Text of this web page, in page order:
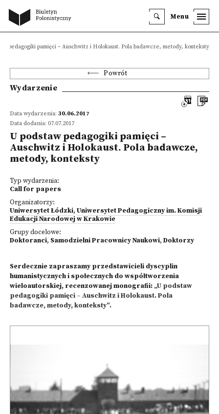
Menu
pedagogiki pamięci – Auschwitz i Holokaust. Pola badawcze, metody, konteksty
Powrót
Wydarzenie
Data wydarzenia: 30.06.2017
Data dodania: 07.07.2017
U podstaw pedagogiki pamięci –
Auschwitz i Holokaust. Pola badawcze,
metody, konteksty
Typ wydarzenia:
Call for papers
Organizatorzy:
Uniwersytet Łódzki, Uniwersytet Pedagogiczny im. Komisji
Edukacji Narodowej w Krakowie
Grupy docelowe:
Doktoranci, Samodzielni Pracownicy Naukowi, Doktorzy
Serdecznie zapraszamy przedstawicieli dyscyplin
humanistycznych i społecznych do współtworzenia
wieloautorskiej, recenzowanej monografii: „U podstaw
pedagogiki pamięci – Auschwitz i Holokaust. Pola
badawcze, metody, konteksty”.